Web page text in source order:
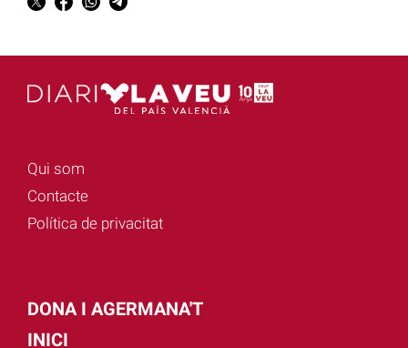
Qui som
Contacte
Política de privacitat
DONA I AGERMANA'T
INICI